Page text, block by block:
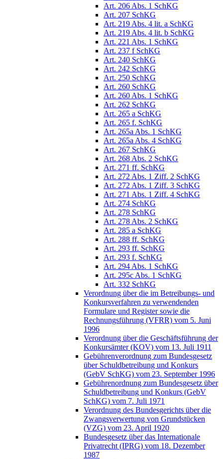
Art. 206 Abs. 1 SchKG
Art. 207 SchKG
Art. 219 Abs. 4 lit. a SchKG
Art. 219 Abs. 4 lit. b SchKG
Art. 221 Abs. 1 SchKG
Art. 237 f SchKG
Art. 240 SchKG
Art. 242 SchKG
Art. 250 SchKG
Art. 260 SchKG
Art. 260 Abs. 1 SchKG
Art. 262 SchKG
Art. 265 a SchKG
Art. 265 f. SchKG
Art. 265a Abs. 1 SchKG
Art. 265a Abs. 4 SchKG
Art. 267 SchKG
Art. 268 Abs. 2 SchKG
Art. 271 ff. SchKG
Art. 272 Abs. 1 Ziff. 2 SchKG
Art. 272 Abs. 1 Ziff. 3 SchKG
Art. 271 Abs. 1 Ziff. 4 SchKG
Art. 274 SchKG
Art. 278 SchKG
Art. 278 Abs. 2 SchKG
Art. 285 a SchKG
Art. 288 ff. SchKG
Art. 293 ff. SchKG
Art. 293 f. SchKG
Art. 294 Abs. 1 SchKG
Art. 295c Abs. 1 SchKG
Art. 332 SchKG
Verordnung über die im Betreibungs- und
Konkursverfahren zu verwendenden
Formulare und Register sowie die
Rechnungsführung (VFRR) vom 5. Juni
1996
Verordnung über die Geschäftsführung der
Konkursämter (KOV) vom 13. Juli 1911
Gebührenverordnung zum Bundesgesetz
über Schuldbetreibung und Konkurs
(GebV SchKG) vom 23. September 1996
Gebührenordnung zum Bundesgesetz über
Schuldbetreibung und Konkurs (GebV
SchKG) vom 7. Juli 1971
Verordnung des Bundesgerichts über die
Zwangsverwertung von Grundstücken
(VZG) vom 23. April 1920
Bundesgesetz über das Internationale
Privatrecht (IPRG) vom 18. Dezember
1987